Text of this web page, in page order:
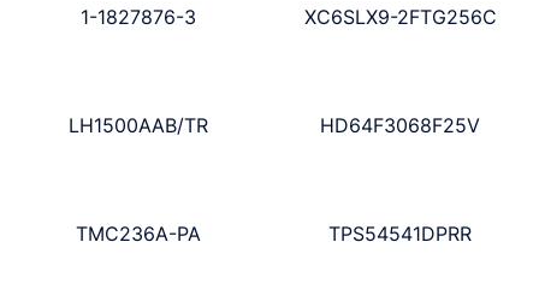
1-1827876-3 XC6SLX9-2FTG256C
LH1500AAB/TR HD64F3068F25V
TMC236A-PA TPS54541DPRR